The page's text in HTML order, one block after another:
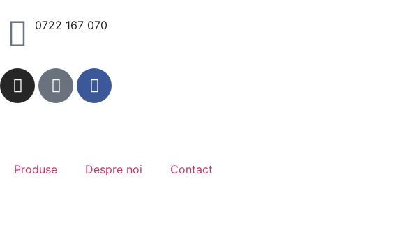
0722 167 070
Produse Despre noi Contact